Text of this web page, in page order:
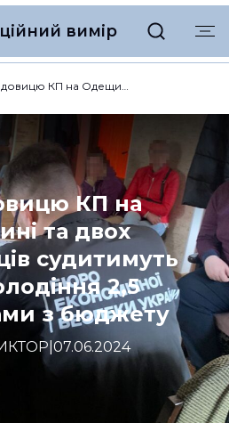
вимір
Посадовицю КП на Одещині та двох підприємців судитимуть за заволодіння 2,5 мільйонами з бюджету
КП на
та двох
судитимуть
2,5
з бюджету
07.06.2024